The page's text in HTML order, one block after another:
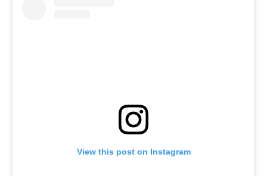
View this post on Instagram